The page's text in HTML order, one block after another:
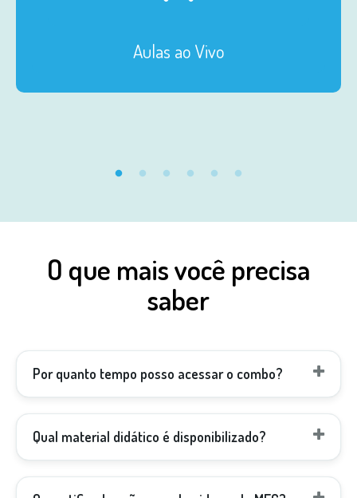
Aulas ao Vivo
O que mais você precisa
saber
Por quanto tempo posso acessar o combo?
Qual material didático é disponibilizado?